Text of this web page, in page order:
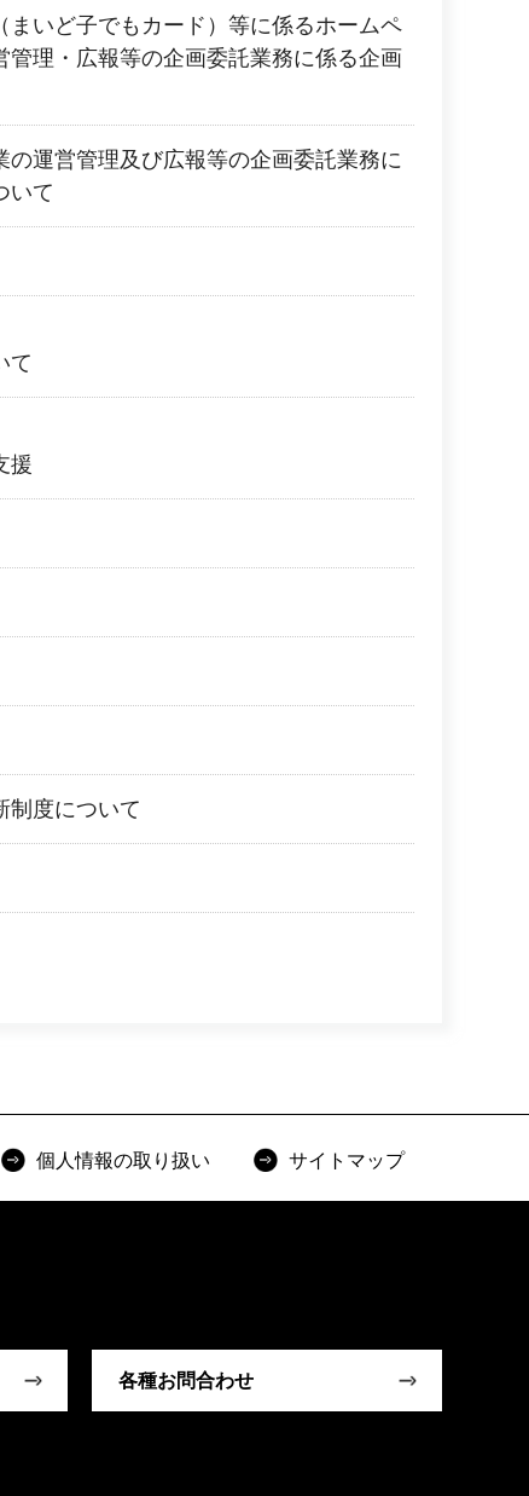
まいど子でもカード）等に係るホームペ
管理・広報等の企画委託業務に係る企画
の運営管理及び広報等の企画委託業務に
いて
て
援
制度について
個人情報の取り扱い サイトマップ
各種お問合わせ